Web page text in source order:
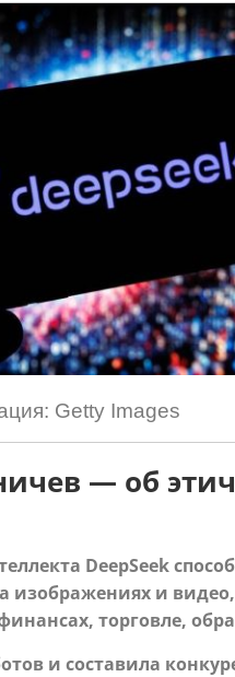
Getty Images
— об
DeepSeek
изображениях и
торговле,
и составила